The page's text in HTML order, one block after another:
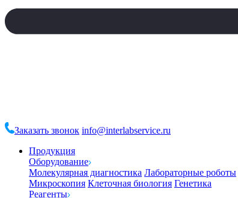
Заказать звонок info@interlabservice.ru
Продукция
Оборудование
Молекулярная диагностика Лабораторные роботы
Микроскопия Клеточная биология Генетика
Реагенты